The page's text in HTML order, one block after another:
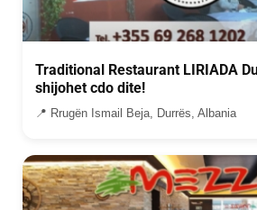
Traditional Restaurant LIRIADA
shijohet cdo dite!
📍 Rrugën Ismail Beja, Durrës, Albania